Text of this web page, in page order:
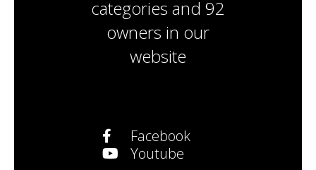
categories and 92
owners in our
website
Facebook
Youtube